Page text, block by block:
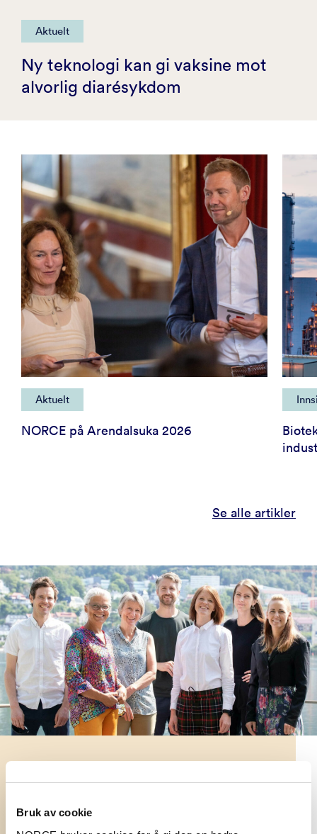
Bruk av cookie
Aktuelt
Ny teknologi kan gi vaksine mot
alvorlig diarésykdom
Aktuelt
NORCE på Arendalsuka 2026
Se alle artikler